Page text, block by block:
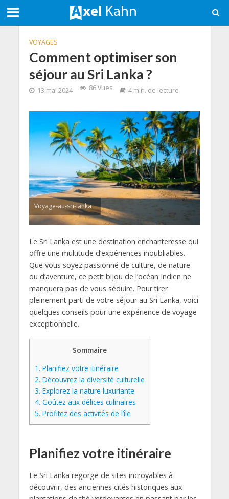
VOYAGES
Comment optimiser son
séjour au Sri Lanka ?
13 mai 2024 86 Vues 4 min. de lecture
Voyage-au-sri-lanka
Le Sri Lanka est une destination enchanteresse qui
offre une multitude d’expériences inoubliables.
Que vous soyez passionné de culture, de nature
ou d’aventure, ce petit bijou de l’océan Indien ne
manquera pas de vous séduire. Pour tirer
pleinement parti de votre séjour au Sri Lanka, voici
quelques conseils pour une expérience de voyage
exceptionnelle.
Sommaire
1. Planifiez votre itinéraire
2. Découvrez la diversité culturelle
3. Explorez la nature luxuriante
4. Goûtez aux délices culinaires
5. Profitez des activités de l’île
Planifiez votre itinéraire
Le Sri Lanka regorge de sites incroyables à
découvrir, des anciennes cités historiques aux